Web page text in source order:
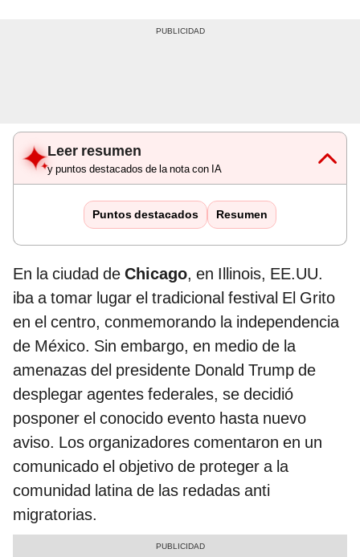
Leer resumen
y puntos destacados de la nota con IA
Puntos destacados Resumen
En la ciudad de Chicago, en Illinois, EE.UU.
iba a tomar lugar el tradicional festival El Grito
en el centro, conmemorando la independencia
de México. Sin embargo, en medio de la
amenazas del presidente Donald Trump de
desplegar agentes federales, se decidió
posponer el conocido evento hasta nuevo
aviso. Los organizadores comentaron en un
comunicado el objetivo de proteger a la
comunidad latina de las redadas anti
migratorias.